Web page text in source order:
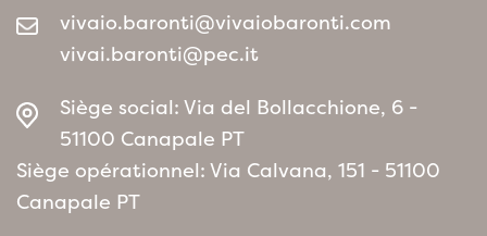
vivaio.baronti@vivaiobaronti.com
vivai.baronti@pec.it
Siège social: Via del Bollacchione, 6 -
51100 Canapale PT
Siège opérationnel: Via Calvana, 151 - 51100
Canapale PT